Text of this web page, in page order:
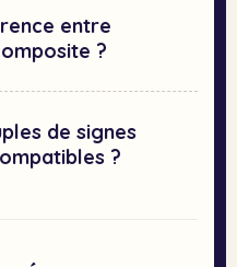
entre
?
de signes
?